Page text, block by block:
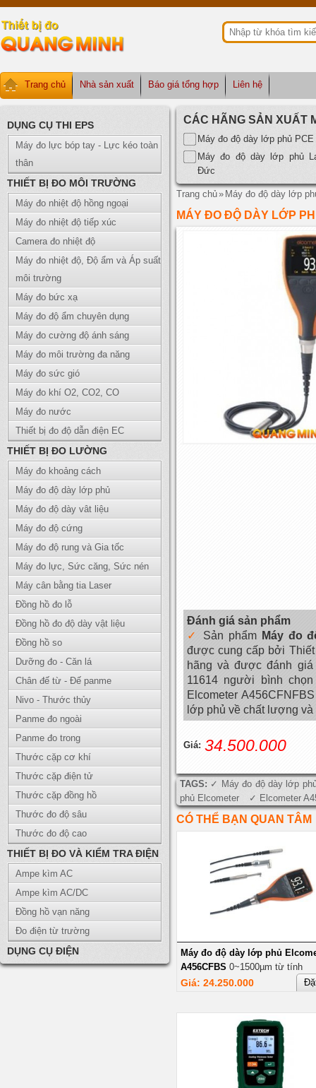
Trang chủ Nhà sản xuất Báo giá tổng hợp Liên hệ
DỤNG CỤ THI EPS
Máy đo lực bóp tay - Lực kéo toàn
thân
THIẾT BỊ ĐO MÔI TRƯỜNG
Máy đo nhiệt độ hồng ngoại
Máy đo nhiệt độ tiếp xúc
Camera đo nhiệt độ
Máy đo nhiệt độ, Độ ẩm và Áp suất
môi trường
Máy đo bức xạ
Máy đo độ ẩm chuyên dụng
Máy đo cường độ ánh sáng
Máy đo môi trường đa năng
Máy đo sức gió
Máy đo khí O2, CO2, CO
Máy đo nước
Thiết bị đo độ dẫn điện EC
THIẾT BỊ ĐO LƯỜNG
Máy đo khoảng cách
Máy đo độ dày lớp phủ
Máy đo độ dày vât liệu
Máy đo độ cứng
Máy đo độ rung và Gia tốc
Máy đo lực, Sức căng, Sức nén
Máy cân bằng tia Laser
Đồng hồ đo lỗ
Đồng hồ đo độ dày vật liệu
Đồng hồ so
Dưỡng đo - Căn lá
Chân đế từ - Đế panme
Nivo - Thước thủy
Panme đo ngoài
Panme đo trong
Thước cặp cơ khí
Thước cặp điện tử
Thước cặp đồng hồ
Thước đo độ sâu
Thước đo độ cao
THIẾT BỊ ĐO VÀ KIỂM TRA ĐIỆN
Ampe kìm AC
Ampe kìm AC/DC
Đồng hồ vạn năng
Đo điện từ trường
DỤNG CỤ ĐIỆN
CÁC HÃNG SẢN XUẤT
Máy đo độ dày lớp phủ PCE
Máy đo độ dày lớp phủ
Đức
Trang chủ» Máy đo độ dày lớp
MÁY ĐO ĐỘ DÀY LỚP
Đánh giá sản phẩm
Sản phẩm Máy đo
được cung cấp bởi
hãng và được đánh
11614 người bình
Elcometer
lớp phủ về chất lượng và
Giá: 34.500.000
TAGS:
Máy đo độ dày lớp
phủ Elcometer
Elcometer
CÓ THỂ BẠN QUAN TÂM
Máy đo độ dày lớp phủ
A456CFBS 0~1500µm từ tính
Giá: 24.250.000